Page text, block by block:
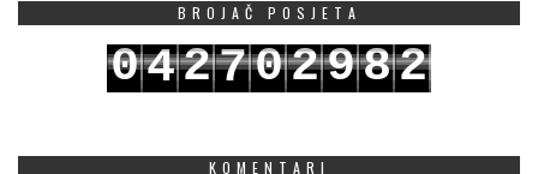
BROJAČ POSJETA
042702982
KOMENTARI